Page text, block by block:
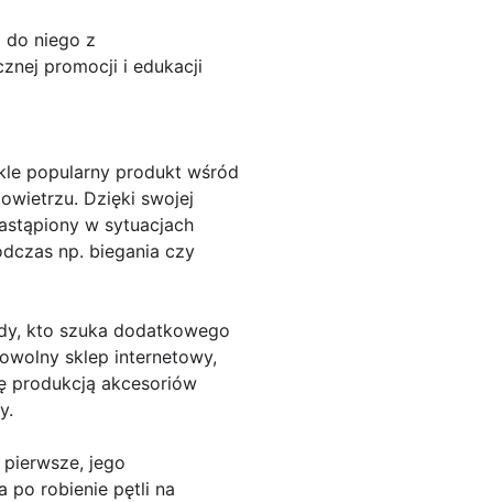
do niego z
promocji i edukacji
popularny produkt wśród
Dzięki swojej
w sytuacjach
np. biegania czy
kto szuka dodatkowego
sklep internetowy,
produkcją akcesoriów
jego
po robienie pętli na